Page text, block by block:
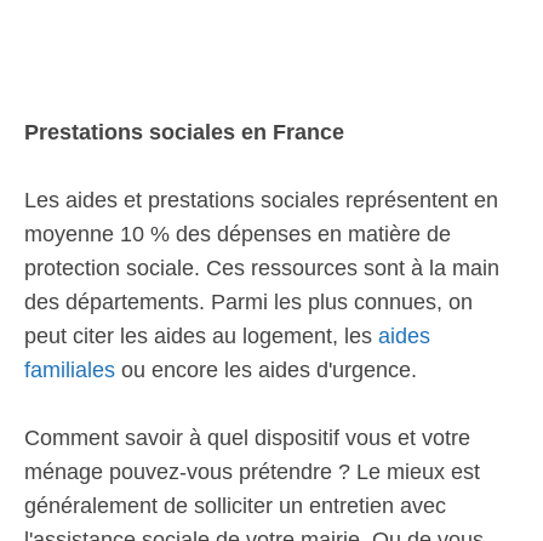
Prestations sociales en France
Les aides et prestations sociales représentent en
moyenne 10 % des dépenses en matière de
protection sociale. Ces ressources sont à la main
des départements. Parmi les plus connues, on
peut citer les aides au logement, les aides
familiales ou encore les aides d'urgence.
Comment savoir à quel dispositif vous et votre
ménage pouvez-vous prétendre ? Le mieux est
généralement de solliciter un entretien avec